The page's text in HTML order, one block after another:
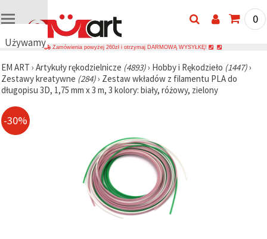
Używamy
cookie
🍪
Używamy
cookie i
podobnych
technologii,
0
Zamówienia powyżej 260zł i otrzymaj DARMOWĄ WYSYŁKĘ!
EM ART › Artykuły rękodzielnicze (4893)› Hobby i Rękodzieło (1447)›
Zestawy kreatywne (284)› Zestaw wkładów z filamentu PLA do
długopisu 3D, 1,75 mm x 3 m, 3 kolory: biały, różowy, zielony
-30%